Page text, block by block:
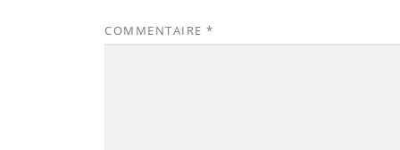
COMMENTAIRE *